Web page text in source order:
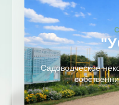
Садоводческое